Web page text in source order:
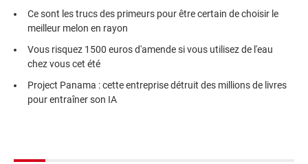
Ce sont les trucs des primeurs pour être certain de choisir le
meilleur melon en rayon
Vous risquez 1500 euros d'amende si vous utilisez de l'eau
chez vous cet été
Project Panama : cette entreprise détruit des millions de livres
pour entraîner son IA